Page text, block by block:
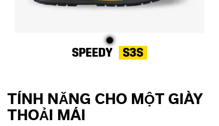
SPEEDY S3S
TÍNH NĂNG CHO MỘT GIÀY
THOẢI MÁI